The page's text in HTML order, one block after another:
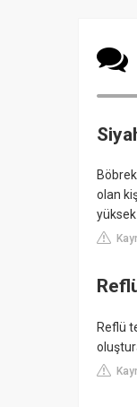
olan
Reflü